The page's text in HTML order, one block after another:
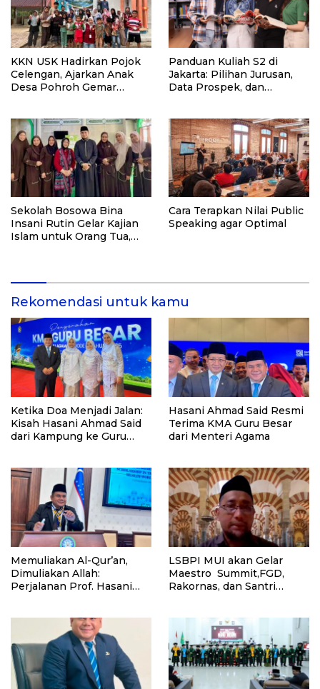
KKN USK Hadirkan Pojok
Celengan, Ajarkan Anak
Desa Pohroh Gemar
Panduan Kuliah S2 di
Jakarta: Pilihan Jurusan,
Data Prospek, dan
Sekolah Bosowa Bina
Insani Rutin Gelar Kajian
Islam untuk Orang Tua,
Cara Terapkan Nilai Public
Speaking agar Optimal
Rekomendasi untuk kamu
Ketika Doa Menjadi Jalan:
Kisah Hasani Ahmad Said
dari Kampung ke Guru
Hasani Ahmad Said Resmi
Terima KMA Guru Besar
dari Menteri Agama
Memuliakan Al-Qur’an,
Dimuliakan Allah:
Perjalanan Prof. Hasani
LSBPI MUI akan Gelar
Maestro Summit,FGD,
Rakornas, dan Santri